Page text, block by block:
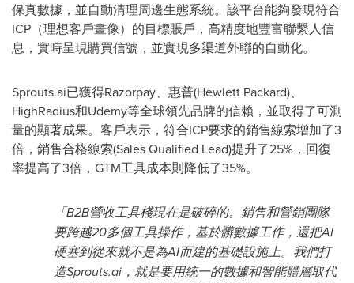
保真數據，並自動清理周邊生態系統。該平台能夠發現符合
ICP（理想客戶畫像）的目標賬戶，高精度地豐富聯繫人信
息，實時呈現購買信號，並實現多渠道外聯的自動化。
Sprouts.ai已獲得Razorpay、惠普(Hewlett Packard)、
HighRadius和Udemy等全球領先品牌的信賴，並取得了可測
量的顯著成果。客戶表示，符合ICP要求的銷售線索增加了3
倍，銷售合格線索(Sales Qualified Lead)提升了25%，回復
率提高了3倍，GTM工具成本則降低了35%。
「B2B營收工具棧現在是破碎的。銷售和營銷團隊
要跨越20多個工具操作，基於髒數據工作，還把AI
硬塞到從來就不是為AI而建的基礎設施上。我們打
造Sprouts.ai，就是要用統一的數據和智能體層取代